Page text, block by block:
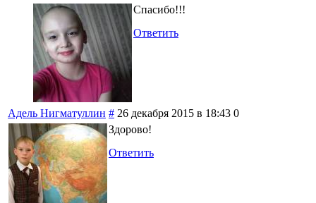
Спасибо!!!
Ответить
Адель Нигматуллин # 26 декабря 2015 в 18:43 0
Здорово!
Ответить